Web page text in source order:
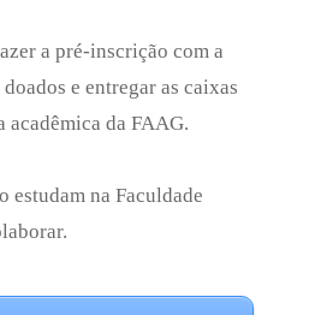
a pré-inscrição com a
e entregar as caixas
acadêmica da FAAG.
estudam na Faculdade